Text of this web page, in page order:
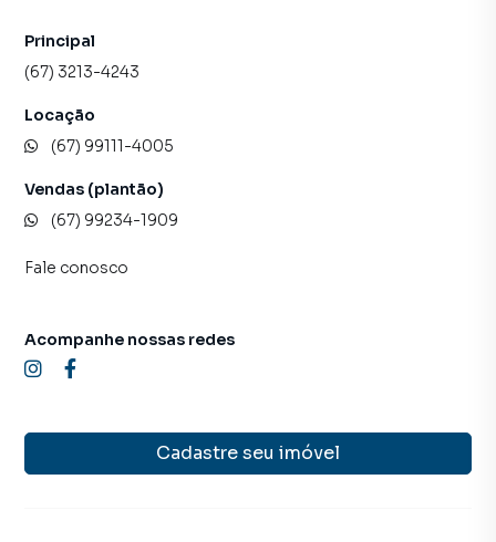
Principal
(67) 3213-4243
Locação
(67) 99111-4005
Vendas (plantão)
(67) 99234-1909
Fale conosco
Cadastre seu imóvel
Acompanhe nossas redes